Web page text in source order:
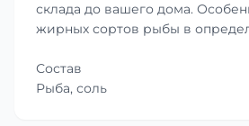
склада до вашего дома.
жирных сортов рыбы в
Состав
Рыба, соль